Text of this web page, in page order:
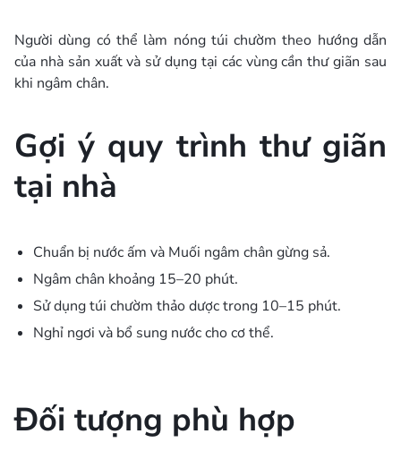
Người dùng có thể làm nóng túi chườm theo hướng dẫn
của nhà sản xuất và sử dụng tại các vùng cần thư giãn sau
khi ngâm chân.
Gợi ý quy trình thư giãn
tại nhà
Chuẩn bị nước ấm và Muối ngâm chân gừng sả.
Ngâm chân khoảng 15–20 phút.
Sử dụng túi chườm thảo dược trong 10–15 phút.
Nghỉ ngơi và bổ sung nước cho cơ thể.
Đối tượng phù hợp